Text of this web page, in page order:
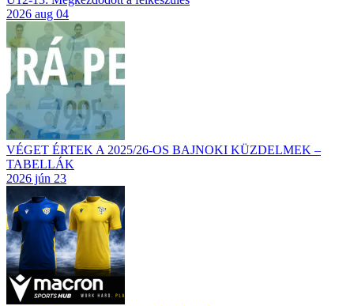
2026 aug 04
VÉGET ÉRTEK A 2025/26-OS BAJNOKI KÜZDELMEK –
TABELLÁK
2026 jún 23